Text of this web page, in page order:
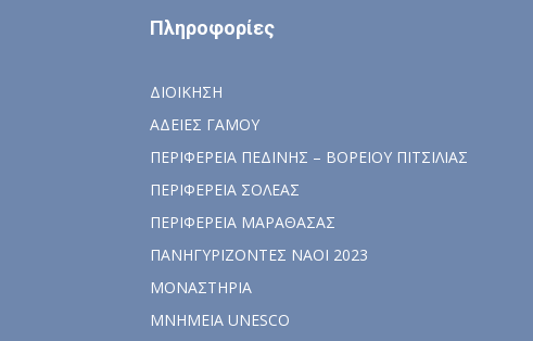
Πληροφορίες
ΔΙΟΙΚΗΣΗ
ΑΔΕΙΕΣ ΓΑΜΟΥ
ΠΕΡΙΦΕΡΕΙΑ ΠΕΔΙΝΗΣ – ΒΟΡΕΙΟΥ ΠΙΤΣΙΛΙΑΣ
ΠΕΡΙΦΕΡΕΙΑ ΣΟΛΕΑΣ
ΠΕΡΙΦΕΡΕΙΑ ΜΑΡΑΘΑΣΑΣ
ΠΑΝΗΓΥΡΙΖΟΝΤΕΣ ΝΑΟΙ 2023
ΜΟΝΑΣΤΗΡΙΑ
ΜΝΗΜΕΙΑ UNESCO